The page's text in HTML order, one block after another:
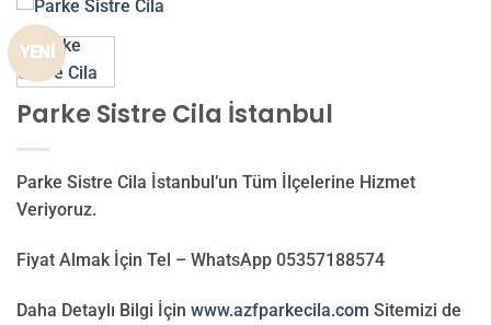
YENİ
Parke Sistre Cila İstanbul
Parke Sistre Cila İstanbul’un Tüm İlçelerine Hizmet
Veriyoruz.
Fiyat Almak İçin Tel – WhatsApp 05357188574
Daha Detaylı Bilgi İçin www.azfparkecila.com Sitemizi de